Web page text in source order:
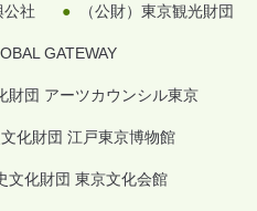
公社 （公財）東京観光財団
GATEWAY
財団 アーツカウンシル東京
文化財団 江戸東京博物館
文化財団 東京文化会館